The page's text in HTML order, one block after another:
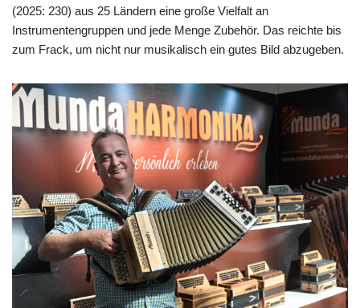
(2025: 230) aus 25 Ländern eine große Vielfalt an
Instrumentengruppen und jede Menge Zubehör. Das reichte bis
zum Frack, um nicht nur musikalisch ein gutes Bild abzugeben.